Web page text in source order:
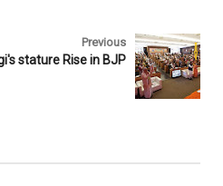
Previous
stature Rise in BJP